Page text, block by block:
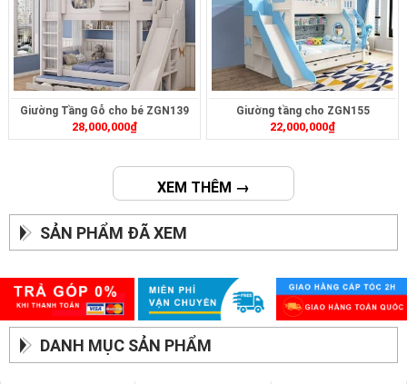
Giường Tầng Gỗ cho bé ZGN139
28,000,000₫
Giường tầng cho ZGN155
22,000,000₫
XEM THÊM →
SẢN PHẨM ĐÃ XEM
DANH MỤC SẢN PHẨM